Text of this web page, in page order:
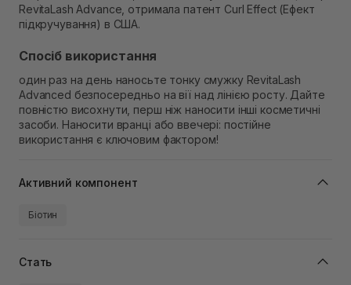
RevitaLash Advance, отримала патент Curl Effect (Ефект
підкручування) в США.
Спосіб використання
один раз на день наносьте тонку смужку RevitaLash
Advanced безпосередньо на вії над лінією росту. Дайте
повністю висохнути, перш ніж наносити інші косметичні
засоби. Наносити вранці або ввечері: постійне
використання є ключовим фактором!
Активний компонент
Біотин
Стать